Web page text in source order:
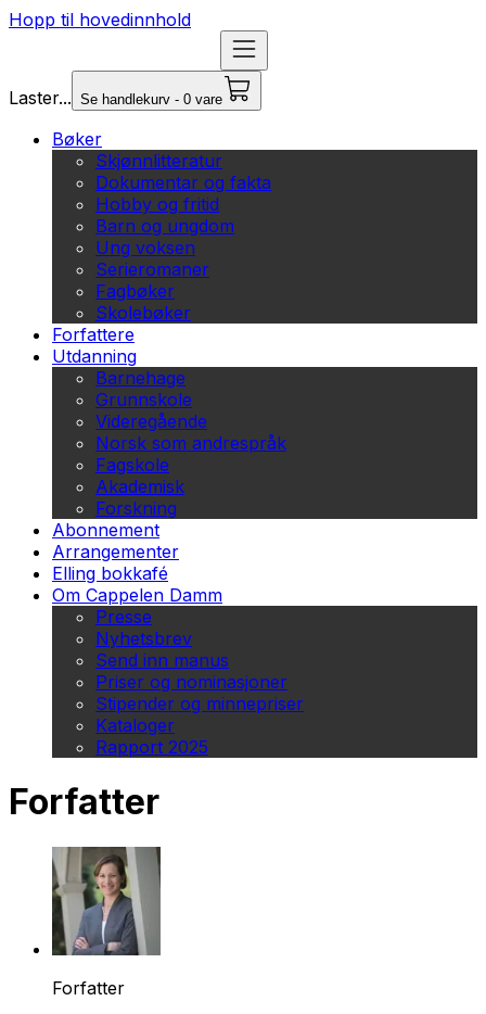
Hopp til hovedinnhold
Laster... Se handlekurv - 0 vare
Bøker
Skjønnlitteratur
Dokumentar og fakta
Hobby og fritid
Barn og ungdom
Ung voksen
Serieromaner
Fagbøker
Skolebøker
Forfattere
Utdanning
Barnehage
Grunnskole
Videregående
Norsk som andrespråk
Fagskole
Akademisk
Forskning
Abonnement
Arrangementer
Elling bokkafé
Om Cappelen Damm
Presse
Nyhetsbrev
Send inn manus
Priser og nominasjoner
Stipender og minnepriser
Kataloger
Rapport 2025
Forfatter
Forfatter